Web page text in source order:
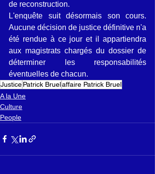
de reconstruction.
L'enquête suit désormais son cours.
Aucune décision de justice définitive n'a
été rendue à ce jour et il appartiendra
aux magistrats chargés du dossier de
déterminer les responsabilités
éventuelles de chacun.
JusticePatrick Bruelaffaire Patrick Bruel
A la Une
Culture
People